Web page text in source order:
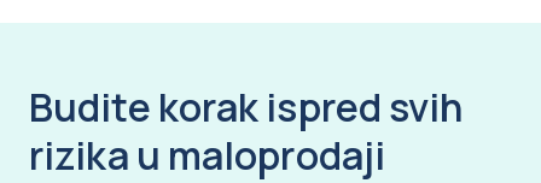
Budite korak ispred svih
rizika u maloprodaji